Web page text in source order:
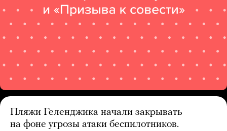
Пляжи Геленджика начали закрывать
на фоне угрозы атаки беспилотников.